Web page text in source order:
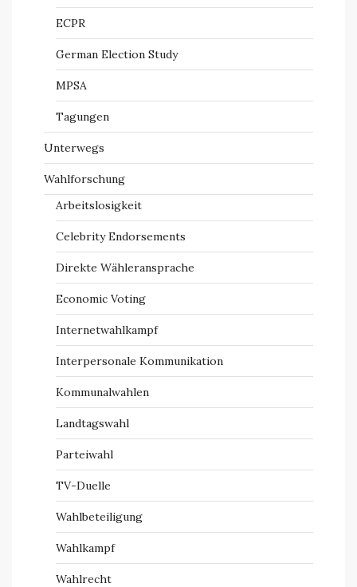
ECPR
German Election Study
MPSA
Tagungen
Unterwegs
Wahlforschung
Arbeitslosigkeit
Celebrity Endorsements
Direkte Wähleransprache
Economic Voting
Internetwahlkampf
Interpersonale Kommunikation
Kommunalwahlen
Landtagswahl
Parteiwahl
TV-Duelle
Wahlbeteiligung
Wahlkampf
Wahlrecht